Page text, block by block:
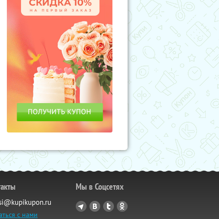
с нами
Мы в Соцсетях